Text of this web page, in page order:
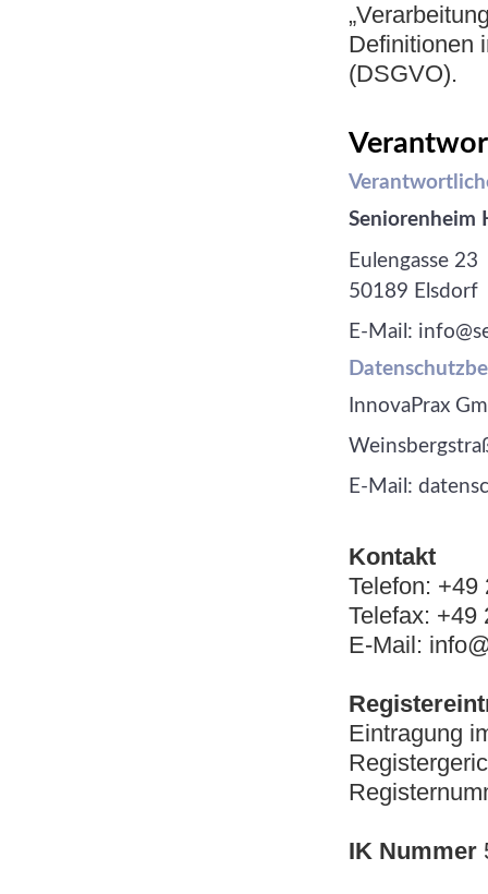
Definitionen
(DSGVO).
Seniorenheim
Eulengasse 23
50189 Elsdorf
E-Mail:
InnovaPrax
E-Mail:
Kontakt
Telefon: +49
Telefax: +49
E-Mail:
Eintragung
IK Nummer